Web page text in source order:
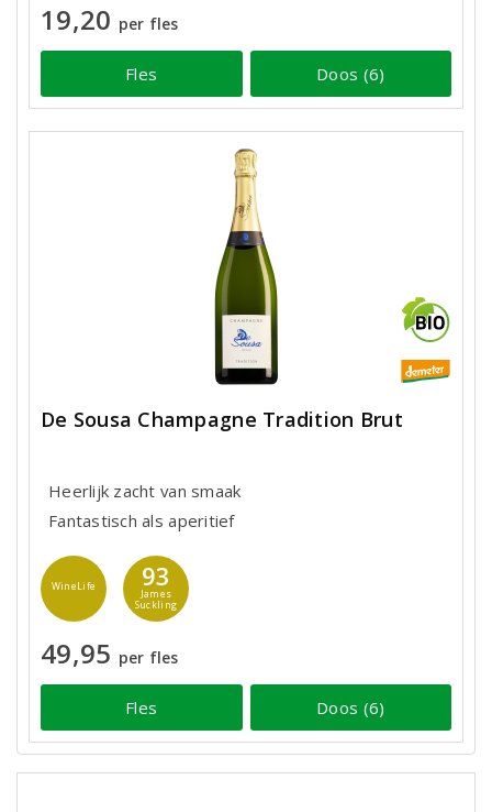
19,20 per fles
Fles Doos (6)
De Sousa Champagne Tradition Brut
Heerlijk zacht van smaak
Fantastisch als aperitief
WineLife 93
James
Suckling
49,95 per fles
Fles Doos (6)